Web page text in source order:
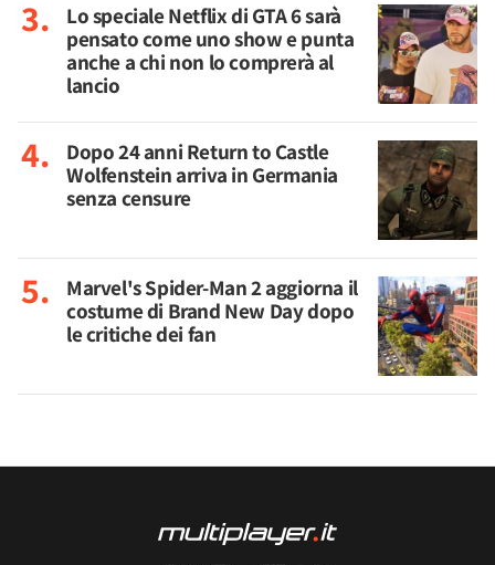
Lo speciale Netflix di GTA 6 sarà
pensato come uno show e punta
anche a chi non lo comprerà al
lancio
Dopo 24 anni Return to Castle
Wolfenstein arriva in Germania
senza censure
Marvel's Spider-Man 2 aggiorna il
costume di Brand New Day dopo
le critiche dei fan